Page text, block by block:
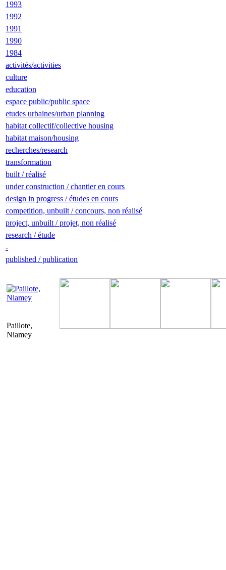
1993
1992
1991
1990
1984
activités/activities
culture
education
espace public/public space
etudes urbaines/urban planning
habitat collectif/collective housing
habitat maison/housing
recherches/research
transformation
built / réalisé
under construction / chantier en cours
design in progress / études en cours
competition, unbuilt / concours, non réalisé
project, unbuilt / projet, non réalisé
research / étude
-
published / publication
Paillote,
Niamey